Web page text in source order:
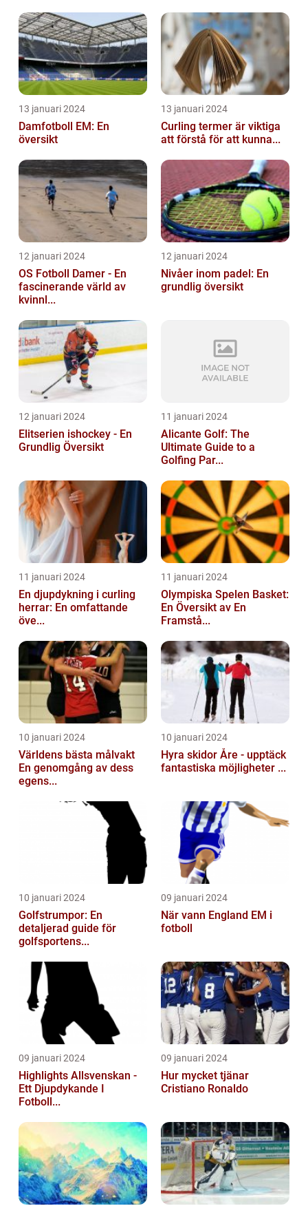
13 januari 2024
Damfotboll EM: En
översikt
13 januari 2024
Curling termer är viktiga
att förstå för att kunna...
12 januari 2024
OS Fotboll Damer - En
fascinerande värld av
kvinnl...
12 januari 2024
Nivåer inom padel: En
grundlig översikt
12 januari 2024
Elitserien ishockey - En
Grundlig Översikt
11 januari 2024
Alicante Golf: The
Ultimate Guide to a
Golfing Par...
11 januari 2024
En djupdykning i curling
herrar: En omfattande
öve...
11 januari 2024
Olympiska Spelen Basket:
En Översikt av En
Framstå...
10 januari 2024
Världens bästa målvakt
En genomgång av dess
egens...
10 januari 2024
Hyra skidor Åre - upptäck
fantastiska möjligheter ...
10 januari 2024
Golfstrumpor: En
detaljerad guide för
golfsportens...
09 januari 2024
När vann England EM i
fotboll
09 januari 2024
Highlights Allsvenskan -
Ett Djupdykande I
Fotboll...
09 januari 2024
Hur mycket tjänar
Cristiano Ronaldo